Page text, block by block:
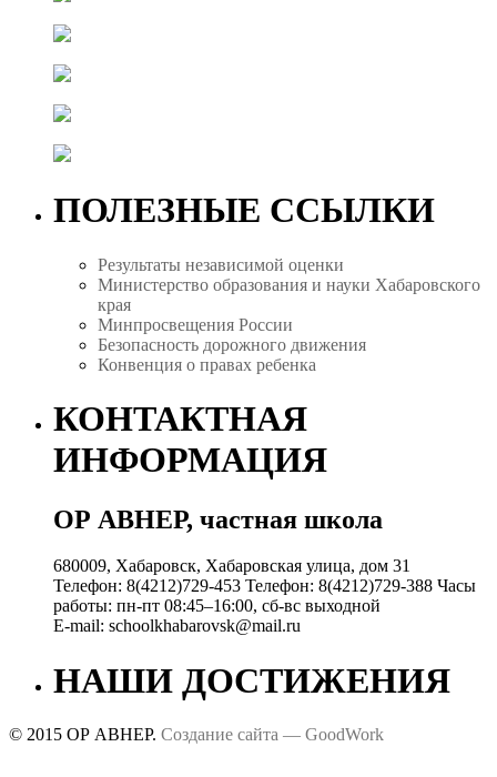
ПОЛЕЗНЫЕ ССЫЛКИ
Результаты независимой оценки
Министерство образования и науки Хабаровского
края
Минпросвещения России
Безопасность дорожного движения
Конвенция о правах ребенка
КОНТАКТНАЯ
ИНФОРМАЦИЯ
ОР АВНЕР, частная школа
680009, Хабаровск, Хабаровская улица, дом 31
Телефон: 8(4212)729-453 Телефон: 8(4212)729-388 Часы
работы: пн-пт 08:45–16:00, сб-вс выходной
E-mail: schoolkhabarovsk@mail.ru
НАШИ ДОСТИЖЕНИЯ
© 2015 ОР АВНЕР. Создание сайта — GoodWork